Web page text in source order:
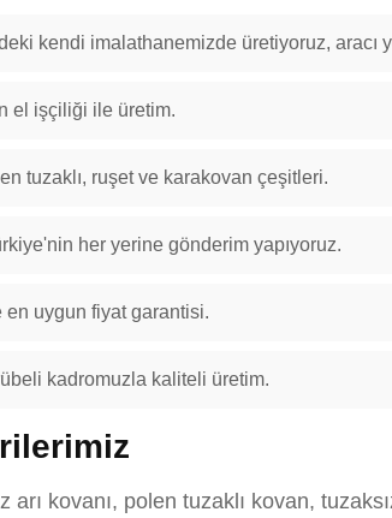
kendi imalathanemizde üretiyoruz, aracı
el işçiliği ile üretim.
tuzaklı, ruşet ve karakovan çeşitleri.
her yerine gönderim yapıyoruz.
en uygun fiyat garantisi.
kadromuzla kaliteli üretim.
arı kovanı, polen tuzaklı kovan,